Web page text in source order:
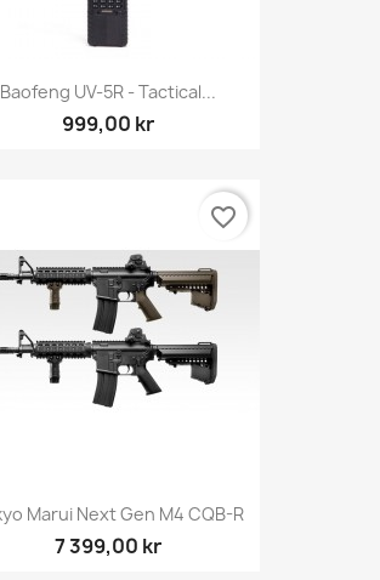
Baofeng UV-5R - Tactical...
999,00 kr
Marui Next Gen M4 CQB-R
7 399,00 kr
favorite_border